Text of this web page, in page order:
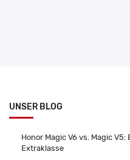
UNSER BLOG
Honor Magic V6 vs. Magic
Extraklasse